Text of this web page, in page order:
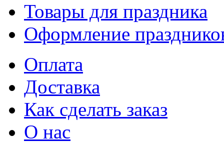
Товары для праздника
Оформление
Оплата
Доставка
Как сделать заказ
О нас